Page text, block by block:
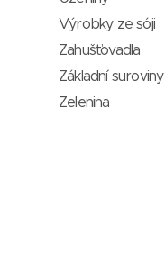
Výrobky ze sóji
Zahušťovadla
Základní suroviny
Zelenina